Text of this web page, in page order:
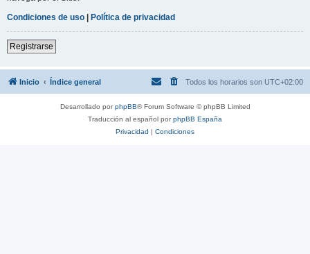
Condiciones de uso | Política de privacidad
Registrarse
Inicio Índice general Todos los horarios son UTC+02:00
Desarrollado porphpBB® Forum Software © phpBB Limited
Traducción al español porphpBB España
Privacidad | Condiciones